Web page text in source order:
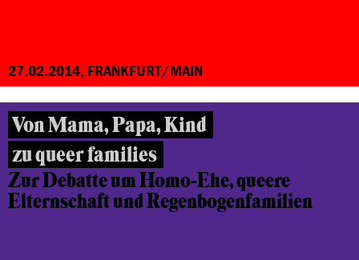
27.02.2014, FRANKFURT/MAIN
Von Mama, Papa, Kind
zu queer families
Zur Debatte um Homo-Ehe,queere
Elternschaftund Regenbogenfamilien